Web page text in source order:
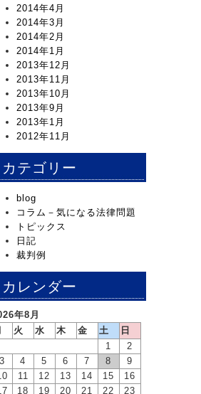
2014年4月
2014年3月
2014年2月
2014年1月
2013年12月
2013年11月
2013年10月
2013年9月
2013年1月
2012年11月
カテゴリー
blog
コラム－気になる法律問題
トピックス
日記
裁判例
カレンダー
年8月
火 水 木 金 土
日
1
2
3
4 5 6 7 8
9
11 12 13 14 15
16
18 19 20 21 22 23